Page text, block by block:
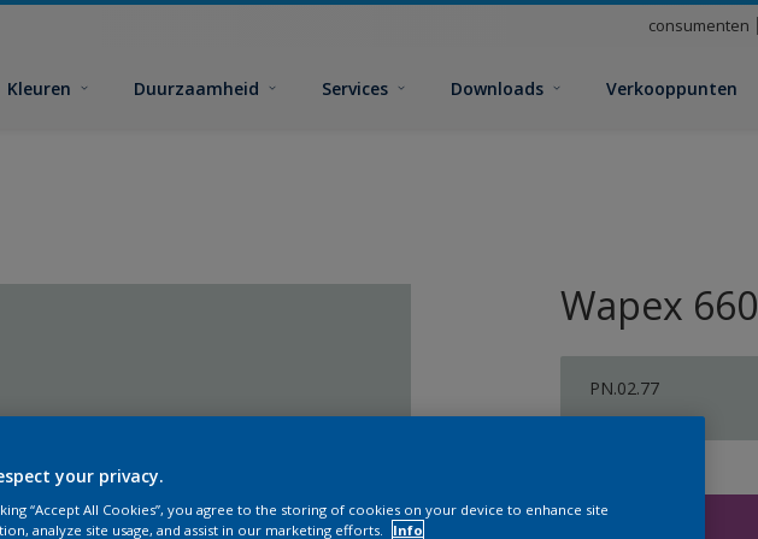
consumenten
Kleuren Duurzaamheid Services Downloads Verkooppunten
Wapex 660
PN.02.77
your privacy.
“Accept All Cookies”, you agree to the storing of cookies on your device to enhance site
analyze site usage, and assist in our marketing efforts.
Info